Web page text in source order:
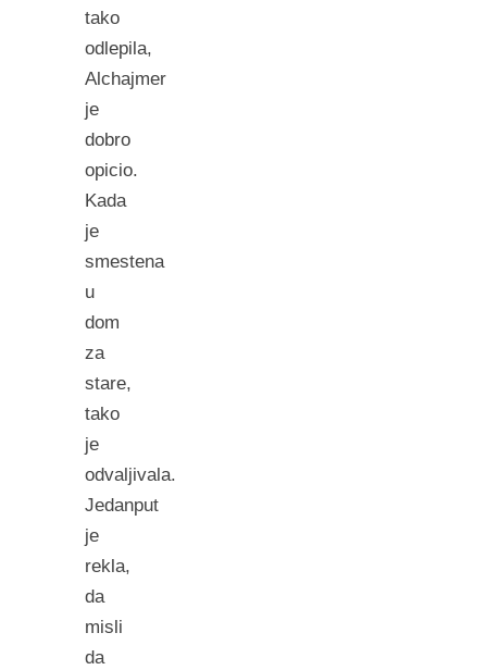
tako
odlepila,
Alchajmer
je
dobro
opicio.
Kada
je
smestena
u
dom
za
stare,
tako
je
odvaljivala.
Jedanput
je
rekla,
da
misli
da